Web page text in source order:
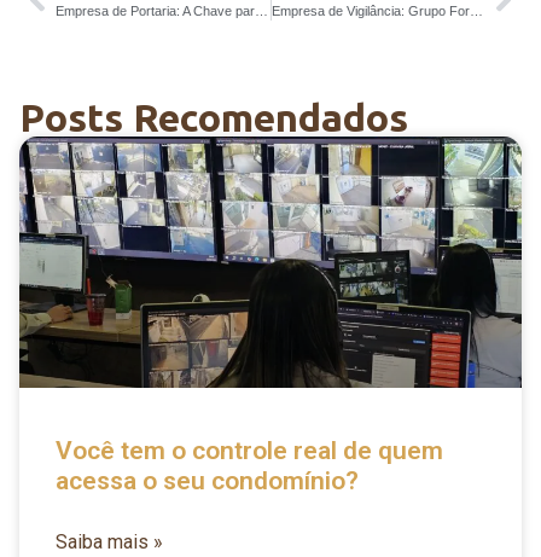
Empresa de Portaria: A Chave para a Segurança Empresa de Vigilância: Grupo Força Tarefa
Posts Recomendados
Você tem o controle real de quem
acessa o seu condomínio?
Saiba mais »